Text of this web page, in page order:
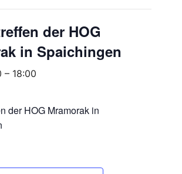
der HOG
in Spaichingen
– 18:00
der HOG Mramorak in